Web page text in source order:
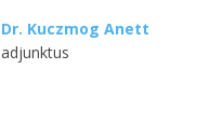
Dr. Kuczmog Anett
adjunktus